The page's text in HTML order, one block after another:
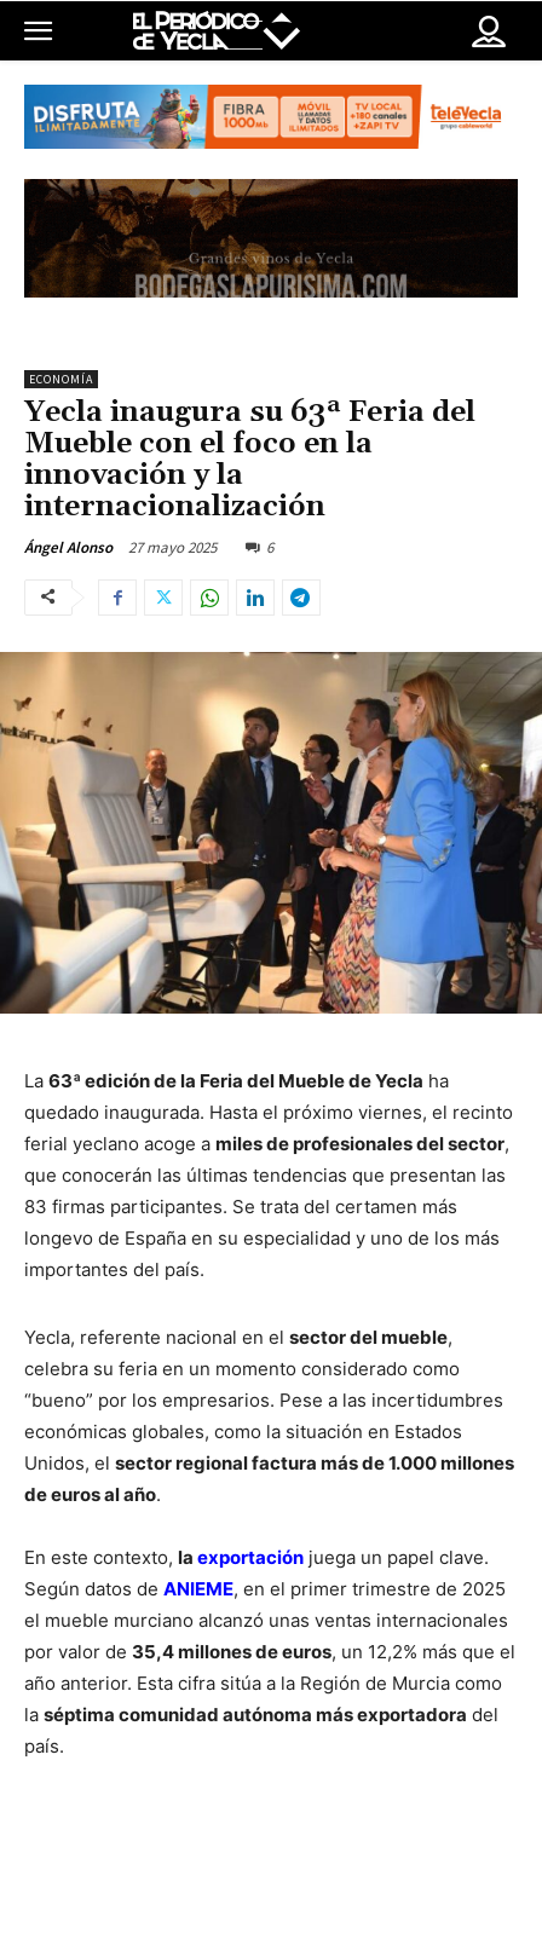
ECONOMÍA
Yecla inaugura su 63ª Feria del
Mueble con el foco en la
innovación y la
internacionalización
Ángel Alonso 27 mayo 2025 6
La 63ª edición de la Feria del Mueble de Yecla ha
quedado inaugurada. Hasta el próximo viernes, el recinto
ferial yeclano acoge a miles de profesionales del sector,
que conocerán las últimas tendencias que presentan las
83 firmas participantes. Se trata del certamen más
longevo de España en su especialidad y uno de los más
importantes del país.
Yecla, referente nacional en el sector del mueble,
celebra su feria en un momento considerado como
“bueno” por los empresarios. Pese a las incertidumbres
económicas globales, como la situación en Estados
Unidos, el sector regional factura más de 1.000 millones
de euros al año.
En este contexto, la exportación juega un papel clave.
Según datos de ANIEME, en el primer trimestre de 2025
el mueble murciano alcanzó unas ventas internacionales
por valor de 35,4 millones de euros, un 12,2% más que el
año anterior. Esta cifra sitúa a la Región de Murcia como
la séptima comunidad autónoma más exportadora del
país.